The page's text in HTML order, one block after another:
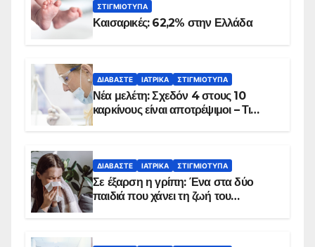
ΣΤΙΓΜΙΌΤΥΠΑ
Καισαρικές: 62,2% στην Ελλάδα
ΔΙΑΒΆΣΤΕ ΙΑΤΡΙΚΆ ΣΤΙΓΜΙΌΤΥΠΑ
Νέα μελέτη: Σχεδόν 4 στους 10
καρκίνους είναι αποτρέψιμοι – Τι
ΔΙΑΒΆΣΤΕ ΙΑΤΡΙΚΆ ΣΤΙΓΜΙΌΤΥΠΑ
Σε έξαρση η γρίπη: Ένα στα δύο
παιδιά που χάνει τη ζωή του